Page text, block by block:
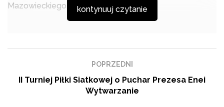
Mazowieckiego.
obowiązków wynikających z przepisów prawa, w tym
Kodeksu Pracy oraz Rozporządzenia Ministra Rodziny,
Pracy i Polityki Społecznej z 10 grudnia 2018 r. w
kontynuuj czytanie
POPRZEDNI
II Turniej Piłki Siatkowej o Puchar Prezesa Enei
Wytwarzanie